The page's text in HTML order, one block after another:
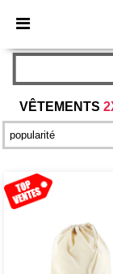
× Appli
Meilleurs
VÊTEMENTS